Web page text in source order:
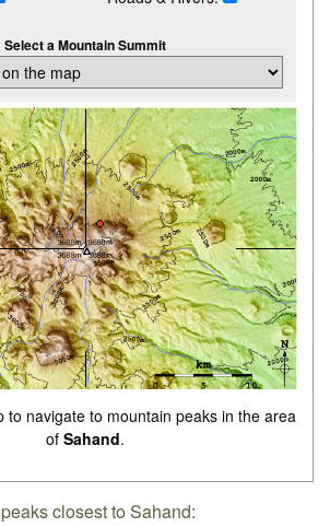
Select a Mountain Summit
to navigate to mountain peaks in the area
of Sahand.
closest to Sahand: